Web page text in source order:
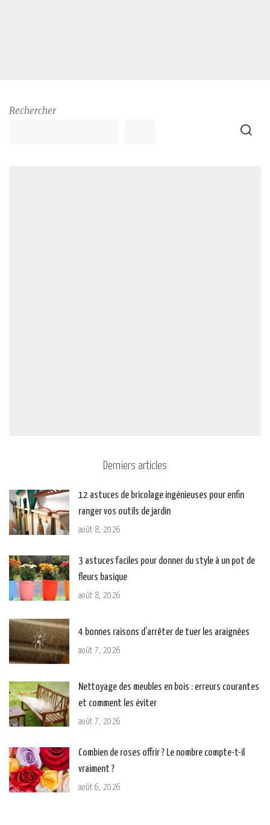
Rechercher
Derniers articles
12 astuces de bricolage ingénieuses pour enfin
ranger vos outils de jardin
août 8, 2026
3 astuces faciles pour donner du style à un pot de
fleurs basique
août 8, 2026
4 bonnes raisons d’arrêter de tuer les araignées
août 7, 2026
Nettoyage des meubles en bois : erreurs courantes
et comment les éviter
août 7, 2026
Combien de roses offrir ? Le nombre compte-t-il
vraiment ?
août 6, 2026